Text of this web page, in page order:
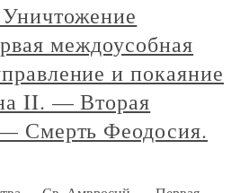
междоусобная
и покаяние
II. — Вторая
Смерть Феодосия.